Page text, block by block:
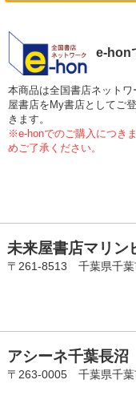
e-hon
本商品は全国書店ネット
屋書店をMy書店としてご
きます。
※e-honでのご購入につき
めご了承ください。
未来屋書店マリン
〒261-8513 千葉県千葉
アシーネ千葉長沼
〒263-0005 千葉県千葉